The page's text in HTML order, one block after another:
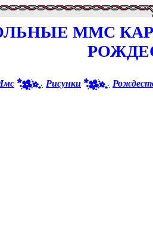
ММС
Рисунки